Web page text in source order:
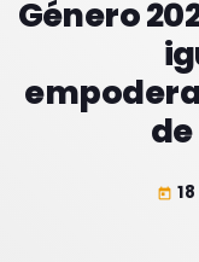
ESLATINO NEWS
ESLATINO NEWS
PROGRAMACIÓN
Género
today